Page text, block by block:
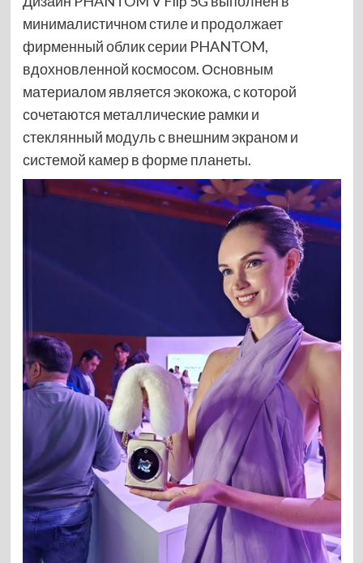
минималистичном стиле и продолжает
фирменный облик серии PHANTOM,
вдохновленной космосом. Основным
материалом является экокожа, с которой
сочетаются металлические рамки и
стеклянный модуль с внешним экраном и
системой камер в форме планеты.